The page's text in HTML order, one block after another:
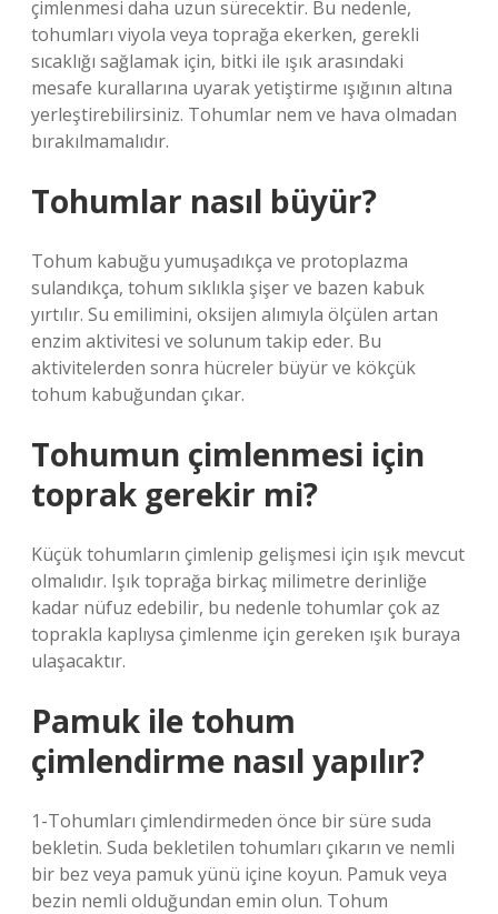
çimlenmesi daha uzun sürecektir. Bu nedenle,
tohumları viyola veya toprağa ekerken, gerekli
sıcaklığı sağlamak için, bitki ile ışık arasındaki
mesafe kurallarına uyarak yetiştirme ışığının altına
yerleştirebilirsiniz. Tohumlar nem ve hava olmadan
bırakılmamalıdır.
Tohumlar nasıl büyür?
Tohum kabuğu yumuşadıkça ve protoplazma
sulandıkça, tohum sıklıkla şişer ve bazen kabuk
yırtılır. Su emilimini, oksijen alımıyla ölçülen artan
enzim aktivitesi ve solunum takip eder. Bu
aktivitelerden sonra hücreler büyür ve kökçük
tohum kabuğundan çıkar.
Tohumun çimlenmesi için
toprak gerekir mi?
Küçük tohumların çimlenip gelişmesi için ışık mevcut
olmalıdır. Işık toprağa birkaç milimetre derinliğe
kadar nüfuz edebilir, bu nedenle tohumlar çok az
toprakla kaplıysa çimlenme için gereken ışık buraya
ulaşacaktır.
Pamuk ile tohum
çimlendirme nasıl yapılır?
1-Tohumları çimlendirmeden önce bir süre suda
bekletin. Suda bekletilen tohumları çıkarın ve nemli
bir bez veya pamuk yünü içine koyun. Pamuk veya
bezin nemli olduğundan emin olun. Tohum